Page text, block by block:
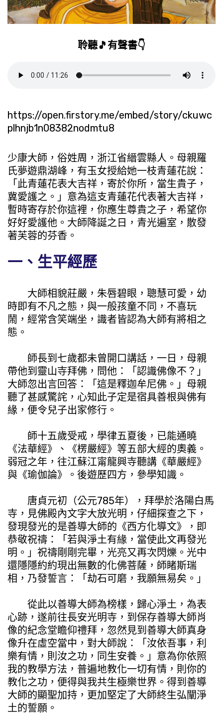
聆聽🎵有聲書👇️
https://open.firstory.me/embed/story/ckuwc
plhnjb1n08382nodmtu8
少康大師，俗姓周，浙江省縉雲縣人。母親羅
氏夢遊鼎湖峰，有玉女授給她一枝青蓮花說：
「此青蓮花表大吉祥，寄於你所，當生貴子，
冀愛護之。」意為這支青蓮花代表著大吉祥，
暫時寄存於你這裡，你應生尊貴之子，希望你
好好愛護他。大師降誕之日，青光遍室，散發
著芙蓉的芬香。
一、生平經歷
大師相貌莊嚴，朱唇碧眼，聰慧可愛，幼
時即有不凡之態，與一般孩童不同，不喜玩
鬧，經常含笑端坐，識者皆認為大師有將相之
態。
師長到七歲都未曾開口講話，一日，母親
帶他到靈山寺拜佛，問他：「認識佛像不？」
大師忽出言回答：「這是釋迦牟尼佛。」母親
聽了甚感驚詫，心知此子定是宿具善根與佛有
緣，便令兒子出家修行。
師十五歲受戒，學律五夏後，已能通曉
《法華經》、《楞嚴經》等五部大經的奧義。
弱冠之年，往江蘇江甯龍興寺聽講《華嚴經》
與《瑜伽論》。後遊歷四方，參學知識。
唐貞元初（公元785年），拜學於洛陽白馬
寺，見佛殿內文字大放光明，仔細探查之下，
發現發光的是善導大師的《西方化導文》，即
恭敬祝禱：「若與淨土有緣，當使此文再發光
明。」祝禱剛剛完畢，光亮又再次閃爍。光中
還隱隱約約現出無數的化佛菩薩，師睹斯瑞
相，乃發誓言：「劫石可磨，我願無易矣。」
從此以善導大師為榜樣，歸心淨土，為表
心跡，遂前往長安光明寺，到保存善導大師肖
像的紀念堂瞻仰禮拜，忽然見到善導大師真身
像升在虛空當中，對大師說：「汝依吾事，利
樂有情，則汝之功，同生安養。」意為你依照
我的教學方法，普遍地教化一切有情，則你的
教化之功，便得與我共生極樂世界。得到善導
大師的顯聖加持，更加堅定了大師終生弘闡淨
土的誓願。